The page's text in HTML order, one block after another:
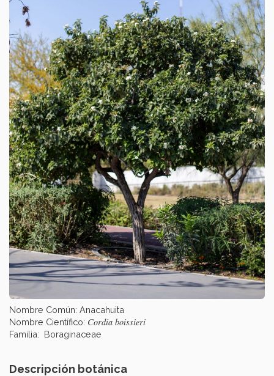
Nombre Común: Anacahuita
Nombre Científico: Cordia boissieri
Familia: Boraginaceae
Descripción botánica